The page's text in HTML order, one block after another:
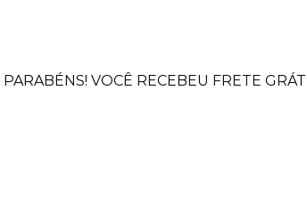
PARABÉNS! VOCÊ RECEBEU FRETE